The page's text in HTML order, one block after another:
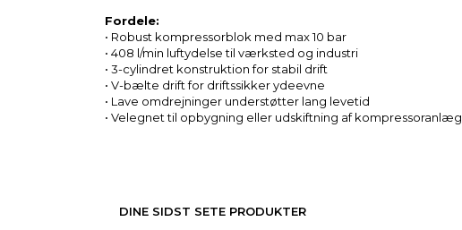
Fordele:
• Robust kompressorblok med max 10 bar
• 408 l/min luftydelse til værksted og industri
• 3-cylindret konstruktion for stabil drift
• V-bælte drift for driftssikker ydeevne
• Lave omdrejninger understøtter lang levetid
• Velegnet til opbygning eller udskiftning af kompressoranlæg
DINE SIDST SETE PRODUKTER